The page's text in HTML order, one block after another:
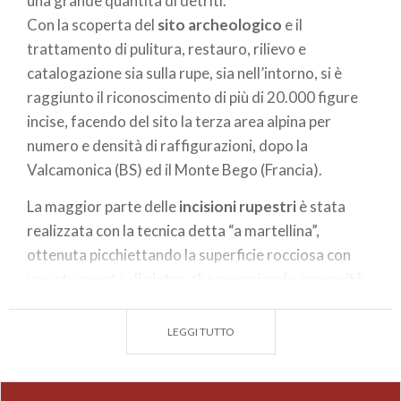
impossibilitate a forzare il blocco di Serravalle,
accerchiarono l’ostacolo e percorrendo la val
Grosina, calarono su Bormio, conquistando la
Magnifica Terra. La costruzione è straordinaria,
ricca di torrioni e spazi di manovra, sicuramente è la
struttura castrense più articolata della Valle.
Nonostante il castello sia stato smantellato nel
dominatore dellaValtellina, ordinò che tutte le
strutture militari venissero smantellate, i resti sono
assolutamente imponenti e ancora ci si può
medioevo lassù.
Con la scoperta del sito archeologico e il
trattamento di pulitura, restauro, rilievo e
catalogazione sia sulla rupe, sia nell’intorno, si è
raggiunto il riconoscimento di più di 20.000 figure
incise, facendo del sito la terza area alpina per
numero e densità di raffigurazioni, dopo la
Valcamonica (BS) ed il Monte Bego (Francia).
La maggior parte delleincisioni rupestriè stata
realizzata con la tecnica detta “a martellina”,
ottenuta picchiettando la superficie rocciosa con
“filiforme” o “a graffito”: in questo caso le
raffigurazioni sono ottenute incidendo la superficie
LEGGI TUTTO